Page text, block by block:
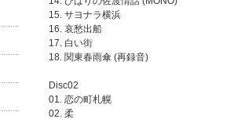
15. サヨナラ横浜
16. 哀愁出船
17. 白い街
18. 関東春雨傘 (再録音)
Disc02
01. 恋の町札幌
02. 柔